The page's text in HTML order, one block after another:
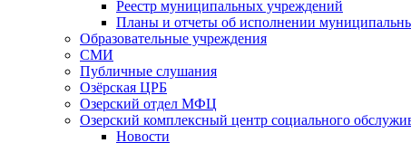
Реестр муниципальных учреждений
Планы и отчеты об исполнении
Образовательные учреждения
СМИ
Публичные слушания
Озёрская ЦРБ
Озерский отдел МФЦ
Озерский комплексный центр социального
Новости